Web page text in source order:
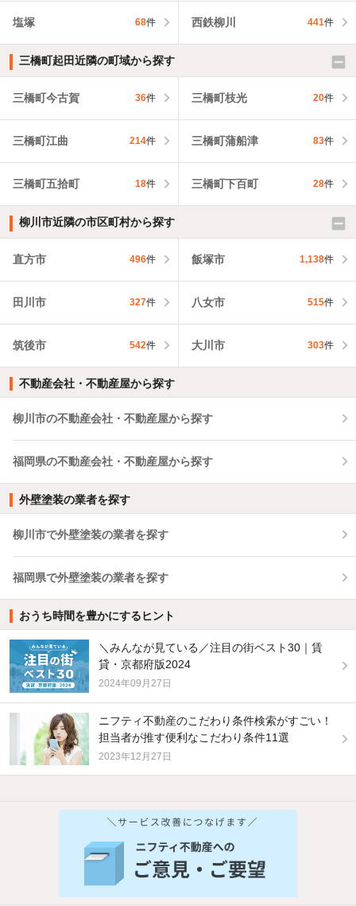
塩塚 68件 西鉄柳川 441件
三橋町起田近隣の町域から探す
三橋町今古賀 36件 三橋町枝光 20件
三橋町江曲 214件 三橋町蒲船津 83件
三橋町五拾町 18件 三橋町下百町 28件
柳川市近隣の市区町村から探す
直方市 496件 飯塚市 1,138件
田川市 327件 八女市 515件
筑後市 542件 大川市 303件
不動産会社・不動産屋から探す
柳川市の不動産会社・不動産屋から探す
福岡県の不動産会社・不動産屋から探す
外壁塗装の業者を探す
柳川市で外壁塗装の業者を探す
福岡県で外壁塗装の業者を探す
おうち時間を豊かにするヒント
＼みんなが見ている／注目の街ベスト30｜賃
貸・京都府版2024
2024年09月27日
ニフティ不動産のこだわり条件検索がすごい！
担当者が推す便利なこだわり条件11選
2023年12月27日
他の人はこんな条件で絞り込んでいます！
バス・トイレ別 2階以上
駐車場あり ペット相談